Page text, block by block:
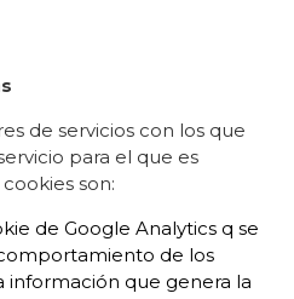
de servicios con los que
para el que es
son:
de Google Analytics q se
de los
información que genera la